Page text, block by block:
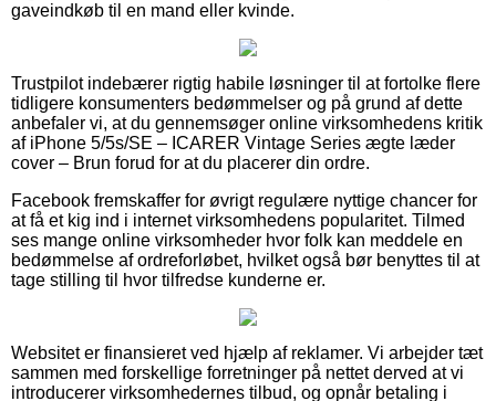
gaveindkøb til en mand eller kvinde.
Trustpilot indebærer rigtig habile løsninger til at fortolke flere
tidligere konsumenters bedømmelser og på grund af dette
anbefaler vi, at du gennemsøger online virksomhedens kritik
af iPhone 5/5s/SE – ICARER Vintage Series ægte læder
cover – Brun forud for at du placerer din ordre.
Facebook fremskaffer for øvrigt regulære nyttige chancer for
at få et kig ind i internet virksomhedens popularitet. Tilmed
ses mange online virksomheder hvor folk kan meddele en
bedømmelse af ordreforløbet, hvilket også bør benyttes til at
tage stilling til hvor tilfredse kunderne er.
Websitet er finansieret ved hjælp af reklamer. Vi arbejder tæt
sammen med forskellige forretninger på nettet derved at vi
introducerer virksomhedernes tilbud, og opnår betaling i